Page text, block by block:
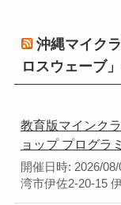
沖縄マイク
ロスウェーブ
教育版マインク
ョップ プログラ
開催日時: 2026/
湾市伊佐2-20-15